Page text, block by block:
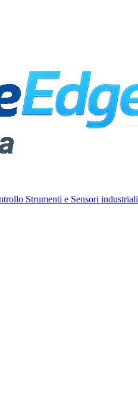
Strumenti e Sensori industriali